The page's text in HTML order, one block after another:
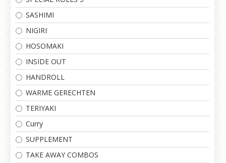
SASHIMI
NIGIRI
HOSOMAKI
INSIDE OUT
HANDROLL
WARME GERECHTEN
TERIYAKI
Curry
SUPPLEMENT
TAKE AWAY COMBOS